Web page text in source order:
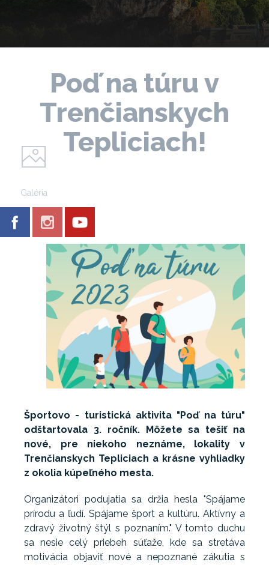
Poď na túru v
Trenčianskych
Tepliciach!
Galéria
Športovo - turistická aktivita "Poď na túru"
odštartovala 3. ročník. Môžete sa tešiť na
nové, pre niekoho neznáme, lokality v
Trenčianskych Tepliciach a krásne vyhliadky
z okolia kúpeľného mesta.
Organizátori podujatia sa držia hesla "Spájame
prírodu a ľudí. Spájame šport a kultúru. Aktívny a
zdravý životný štýl s poznaním." V tomto duchu
sa nesie celý priebeh súťaže, kde sa stretáva
motivácia objaviť nové a nepoznané zákutia s